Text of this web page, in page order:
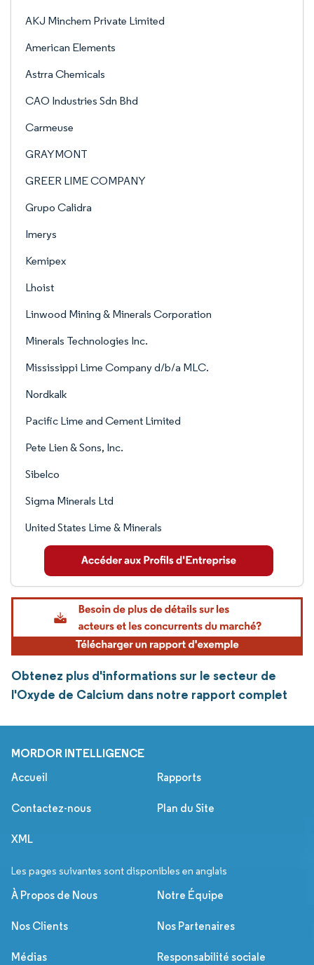
AKJ Minchem Private Limited
American Elements
Astrra Chemicals
CAO Industries Sdn Bhd
Carmeuse
GRAYMONT
GREER LIME COMPANY
Grupo Calidra
Imerys
Kemipex
Lhoist
Linwood Mining & Minerals Corporation
Minerals Technologies Inc.
Mississippi Lime Company d/b/a MLC.
Nordkalk
Pacific Lime and Cement Limited
Pete Lien & Sons, Inc.
Sibelco
Sigma Minerals Ltd
United States Lime & Minerals
Obtenez plus d'informations sur le secteur de
l'Oxyde de Calcium dans notre rapport complet
MORDOR INTELLIGENCE
Accueil Rapports
Contactez-nous Plan du Site
XML
Les pages suivantes sont disponibles en anglais
À Propos de Nous Notre Équipe
Nos Clients Nos Partenaires
Médias Responsabilité sociale